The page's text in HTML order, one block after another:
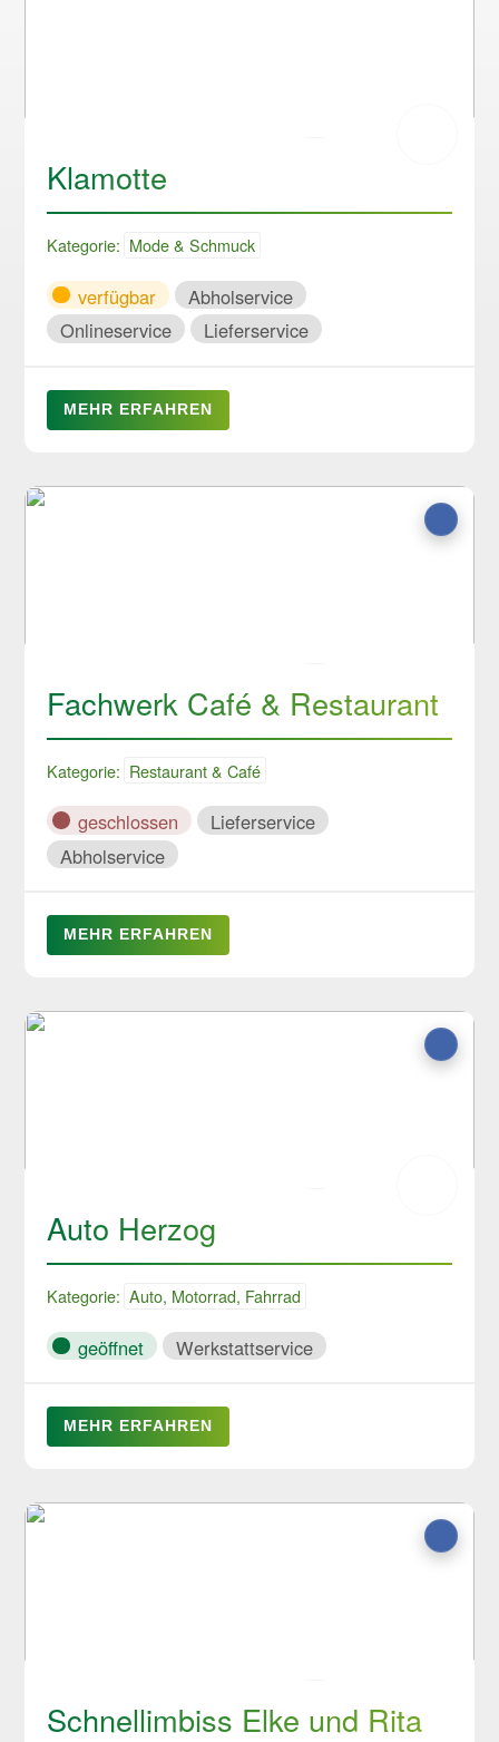
Klamotte
Kategorie: Mode & Schmuck
verfügbar
Abholservice
Onlineservice
Lieferservice
MEHR ERFAHREN
Fachwerk Café & Restaurant
Kategorie: Restaurant & Café
geschlossen
Lieferservice
Abholservice
MEHR ERFAHREN
Auto Herzog
Kategorie: Auto, Motorrad, Fahrrad
geöffnet Werkstattservice
MEHR ERFAHREN
Schnellimbiss Elke und Rita